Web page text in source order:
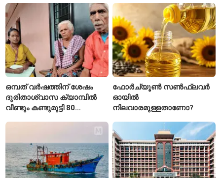
ഒമ്പത് വർഷത്തിന് ശേഷം
ദുരിതാശ്വാസ ക്യാമ്പിൽ
വീണ്ടും കണ്ടുമുട്ടി 80
ഫോർച്യൂൺ സൺഫ്ലവർ
ഓയിൽ
നിലവാരമുള്ളതാണോ?